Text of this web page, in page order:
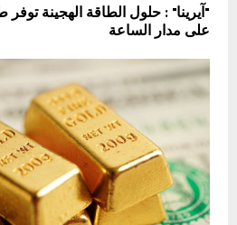
"آيرينا" : حلول الطاقة الهجينة
على مدار الساعة